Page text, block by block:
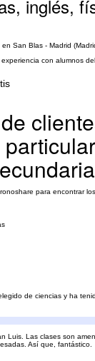
inglés,
San Blas - Madrid
con alumnos
para encontrar
de ciencias y ha
Luis. Las clases son
Así que, fantástico.